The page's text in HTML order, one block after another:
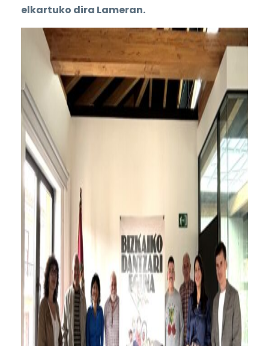
elkartuko dira Lameran.